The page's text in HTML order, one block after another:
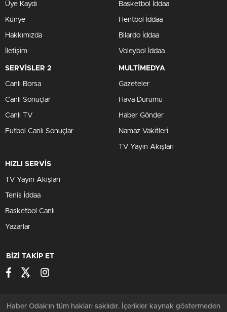
Üye Kaydı
Künye
Hakkımızda
İletişim
Basketbol İddaa
Hentbol İddaa
Bilardo İddaa
Voleybol İddaa
SERVİSLER 2
Canlı Borsa
Canlı Sonuçlar
Canlı TV
Futbol Canlı Sonuçlar
MULTİMEDYA
Gazeteler
Hava Durumu
Haber Gönder
Namaz Vakitleri
TV Yayın Akışları
HIZLI SERVİS
TV Yayın Akışları
Tenis İddaa
Basketbol Canlı
Yazarlar
BİZİ TAKİP ET
Haber Odak'ın tüm hakları saklıdır. İçerikler kaynak göstermeden